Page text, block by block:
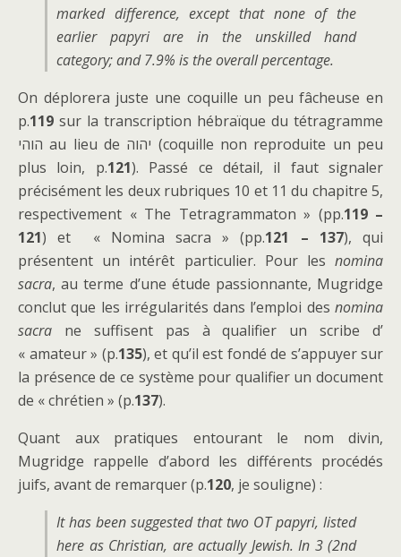
marked difference, except that none of the
earlier papyri are in the unskilled hand
category; and 7.9% is the overall percentage.
On déplorera juste une coquille un peu fâcheuse en
p.119 sur la transcription hébraïque du tétragramme
הוהי au lieu de יהוה (coquille non reproduite un peu
plus loin, p.121). Passé ce détail, il faut signaler
précisément les deux rubriques 10 et 11 du chapitre 5,
respectivement « The Tetragrammaton » (pp.119 –
121) et « Nomina sacra » (pp.121 – 137), qui
présentent un intérêt particulier. Pour les nomina
sacra, au terme d’une étude passionnante, Mugridge
conclut que les irrégularités dans l’emploi des nomina
sacra ne suffisent pas à qualifier un scribe d’
« amateur » (p.135), et qu’il est fondé de s’appuyer sur
la présence de ce système pour qualifier un document
de « chrétien » (p.137).
Quant aux pratiques entourant le nom divin,
Mugridge rappelle d’abord les différents procédés
juifs, avant de remarquer (p.120, je souligne) :
It has been suggested that two OT papyri, listed
here as Christian, are actually Jewish. In 3(2nd